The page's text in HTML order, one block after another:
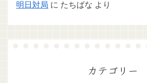
明日対局 に たちばな より
カテゴリー